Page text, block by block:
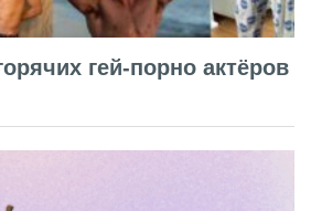
гей-порно актёров